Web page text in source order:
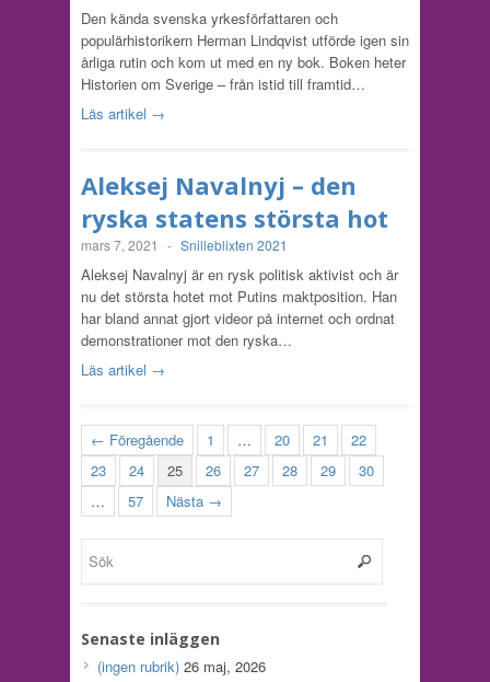
Den kända svenska yrkesförfattaren och
populärhistorikern Herman Lindqvist utförde igen sin
årliga rutin och kom ut med en ny bok. Boken heter
Historien om Sverige – från istid till framtid…
Läs artikel →
Aleksej Navalnyj – den
ryska statens största hot
mars 7, 2021 - Snilleblixten 2021
Aleksej Navalnyj är en rysk politisk aktivist och är
nu det största hotet mot Putins maktposition. Han
har bland annat gjort videor på internet och ordnat
demonstrationer mot den ryska…
Läs artikel →
← Föregående 1 … 20 21
22
23
24 25 26 27 28 29
30
…
57 Nästa →
Senaste inläggen
(ingen rubrik) 26 maj, 2026